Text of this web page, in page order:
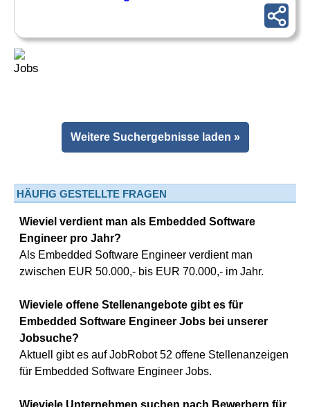
Weitere Suchergebnisse laden »
HÄUFIG GESTELLTE FRAGEN
Wieviel verdient man als Embedded Software
Engineer pro Jahr?
Als Embedded Software Engineer verdient man
zwischen EUR 50.000,- bis EUR 70.000,- im Jahr.
Wieviele offene Stellenangebote gibt es für
Embedded Software Engineer Jobs bei unserer
Jobsuche?
Aktuell gibt es auf JobRobot 52 offene Stellenanzeigen
für Embedded Software Engineer Jobs.
Wieviele Unternehmen suchen nach Bewerbern für